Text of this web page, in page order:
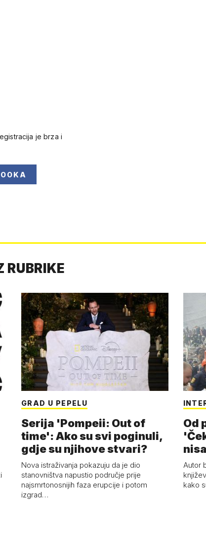
je brza i
RUBRIKE
GRAD U PEPELU
Serija 'Pompeii: Out of
time': Ako su svi poginuli,
gdje su njihove stvari?
Nova istraživanja pokazuju da je dio
stanovništva napustio područje prije
najsmrtonosnijih faza erupcije i potom
izgrad…
Od
Autor
kako